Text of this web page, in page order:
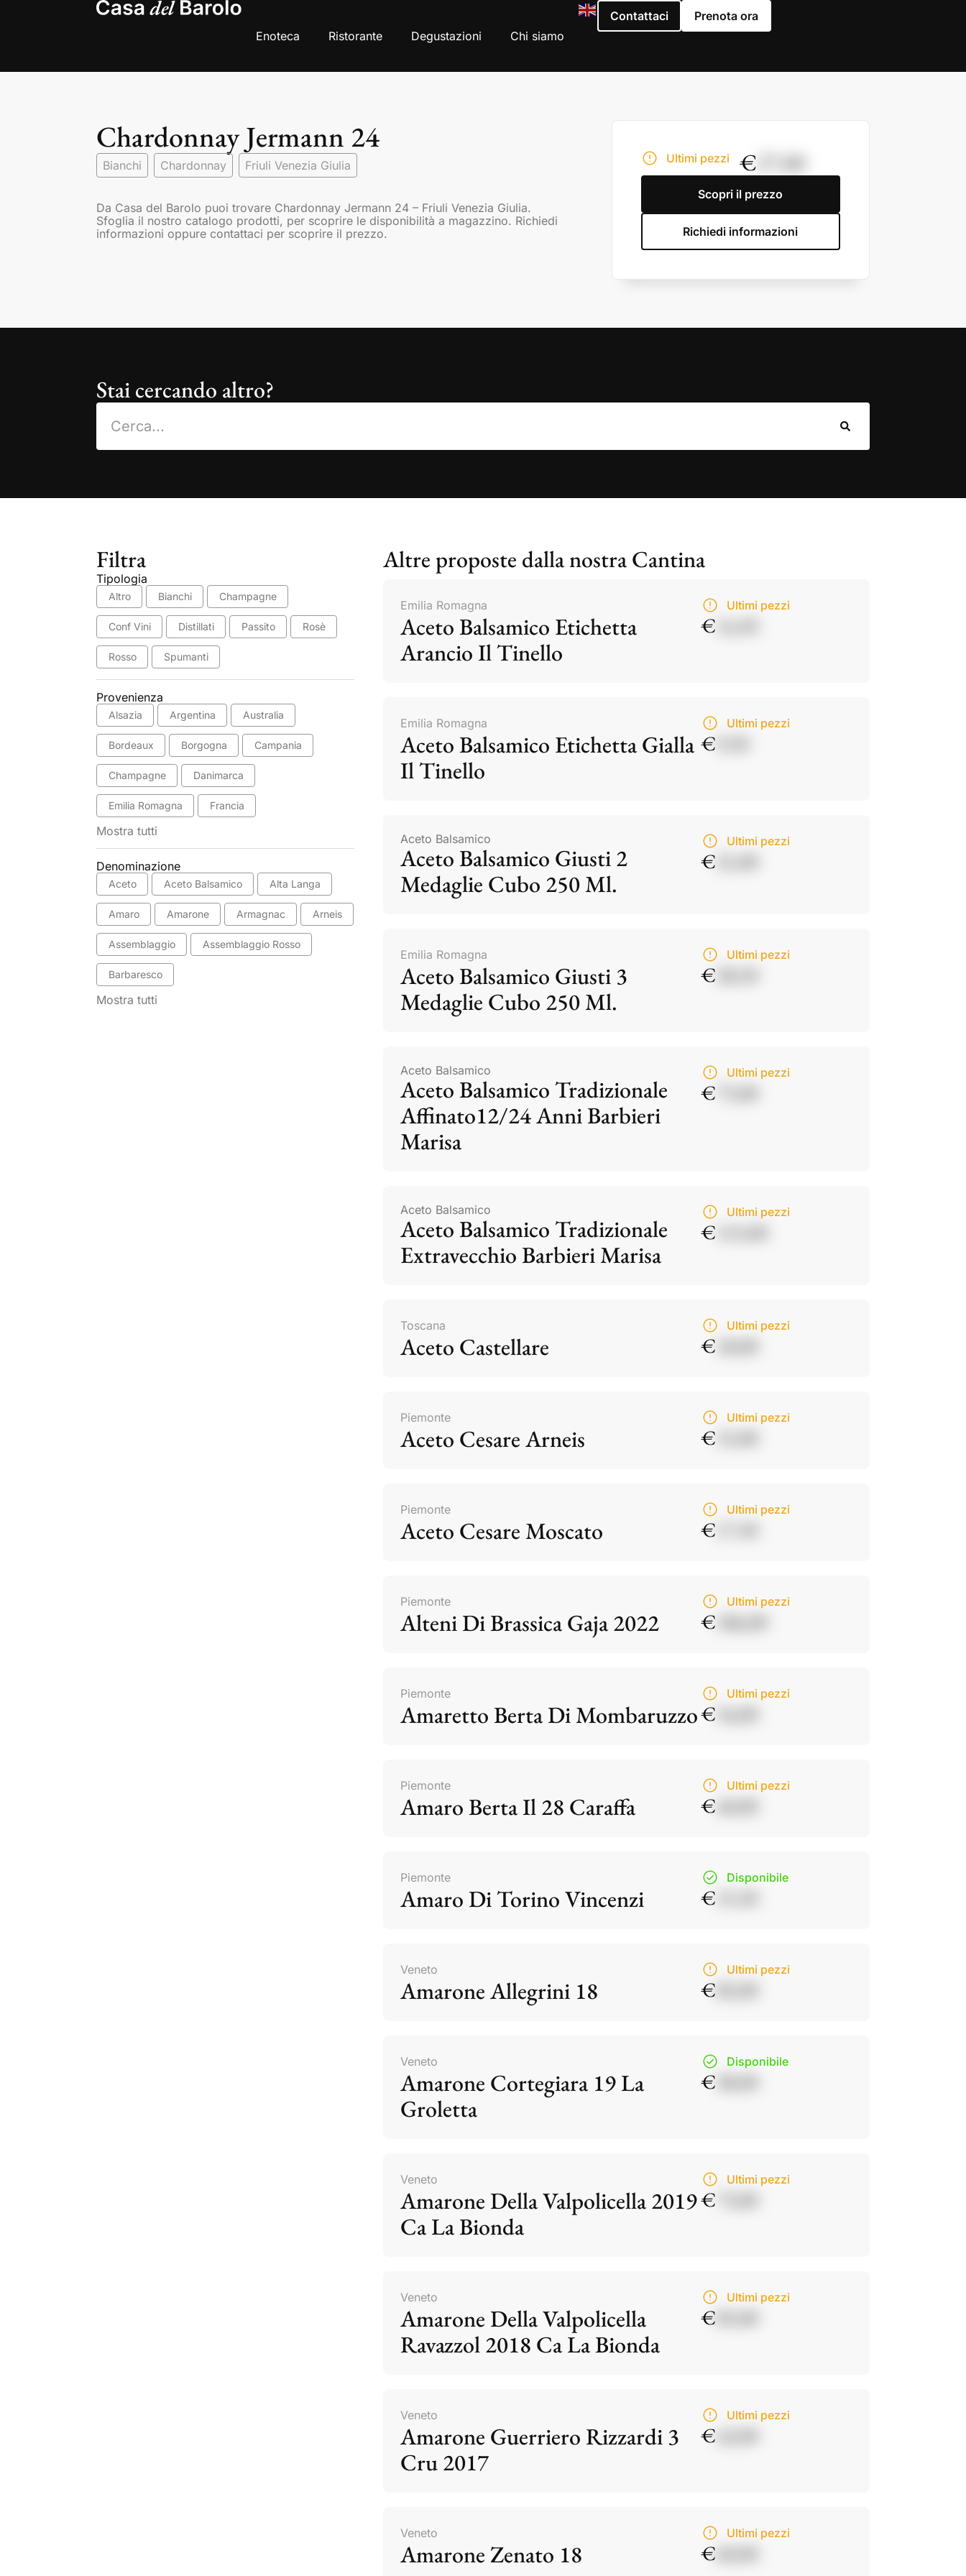
Enoteca Ristorante Degustazioni Chi siamo
Contattaci Prenota ora
Chardonnay Jermann 24
Bianchi Chardonnay Friuli Venezia Giulia
Da Casa del Barolo puoi trovare Chardonnay Jermann 24 – Friuli Venezia Giulia.
Sfoglia il nostro catalogo prodotti, per scoprire le disponibilità a magazzino. Richiedi
informazioni oppure contattaci per scoprire il prezzo.
Ultimi pezzi € 27,00
Scopri il prezzo
Richiedi informazioni
Stai cercando altro?
Filtra
Tipologia
Altro Bianchi Champagne
Conf Vini Distillati Passito Rosè
Rosso Spumanti
Provenienza
Alsazia Argentina Australia
Bordeaux Borgogna Campania
Champagne Danimarca
Emilia Romagna Francia
Mostra tutti
Denominazione
Aceto Aceto Balsamico Alta Langa
Amaro Amarone Armagnac Arneis
Assemblaggio Assemblaggio Rosso
Barbaresco
Mostra tutti
Altre proposte dalla nostra Cantina
Emilia Romagna
Aceto Balsamico Etichetta
Arancio Il Tinello
Ultimi pezzi
€
Emilia Romagna
Aceto Balsamico Etichetta Gialla
Il Tinello
Ultimi pezzi
€
Aceto Balsamico
Aceto Balsamico Giusti 2
Medaglie Cubo 250 Ml.
Ultimi pezzi
€
Emilia Romagna
Aceto Balsamico Giusti 3
Medaglie Cubo 250 Ml.
Ultimi pezzi
€
Aceto Balsamico
Aceto Balsamico Tradizionale
Affinato12/24 Anni Barbieri
Marisa
Ultimi pezzi
€
Aceto Balsamico
Aceto Balsamico Tradizionale
Extravecchio Barbieri Marisa
Ultimi pezzi
€
Toscana
Aceto Castellare
Ultimi pezzi
€
Piemonte
Aceto Cesare Arneis
Ultimi pezzi
€
Piemonte
Aceto Cesare Moscato
Ultimi pezzi
€
Piemonte
Alteni Di Brassica Gaja 2022
Ultimi pezzi
€ 186,00
Piemonte
Amaretto Berta Di Mombaruzzo
Ultimi pezzi
€ 34,00
Piemonte
Amaro Berta Il 28 Caraffa
Ultimi pezzi
€
Piemonte
Amaro Di Torino Vincenzi
Disponibile
€
Veneto
Amarone Allegrini 18
Ultimi pezzi
€
Veneto
Amarone Cortegiara 19 La
Groletta
Disponibile
€
Veneto
Amarone Della Valpolicella 2019
Ca La Bionda
Ultimi pezzi
€
Veneto
Amarone Della Valpolicella
Ravazzol 2018 Ca La Bionda
Ultimi pezzi
€
Veneto
Amarone Guerriero Rizzardi 3
Cru 2017
Ultimi pezzi
€
Veneto
Amarone Zenato 18
Ultimi pezzi
€